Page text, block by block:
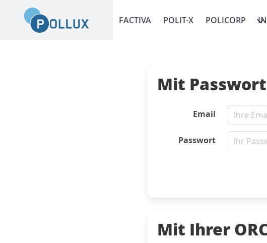
FACTIVA POLIT-X POLICORP
Mit
Email
Passwort
Mit Ihrer